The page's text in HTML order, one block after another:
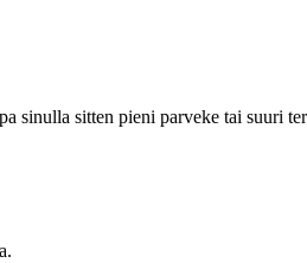
sitten pieni parveke tai suuri